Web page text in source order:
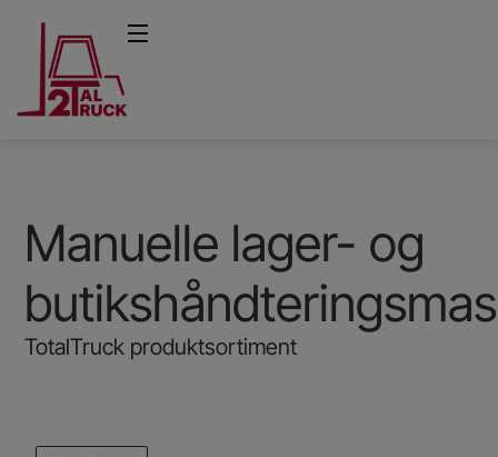
Manuelle lager- og
TotalTruck produktsortiment